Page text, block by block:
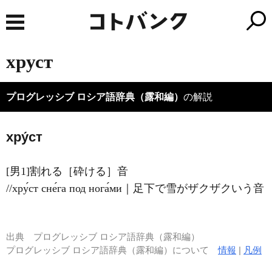
хруст
プログレッシブ ロシア語辞典（露和編） の解説
хру́ст
[男1]割れる［砕ける］音
//хру́ст сне́га под нога́ми｜足下で雪がザクザクいう音
出典 プログレッシブ ロシア語辞典（露和編）
プログレッシブ ロシア語辞典（露和編）について情報 | 凡例